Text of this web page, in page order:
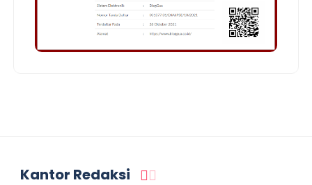
Kantor Redaksi